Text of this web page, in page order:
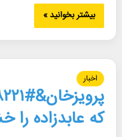
بیشتر بخوانید »
اخبار
که عابدزاده